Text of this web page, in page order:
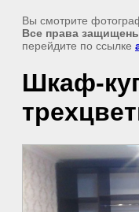
Вы смотрите
Все права
перейдите по ссылке
Шкаф-